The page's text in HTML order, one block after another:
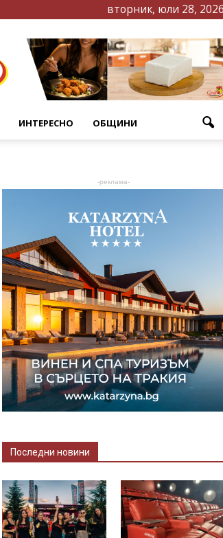
вторник, юли 28, 2026
ИНТЕРЕСНО ОБЩИНИ
-реклама-
Последни новини